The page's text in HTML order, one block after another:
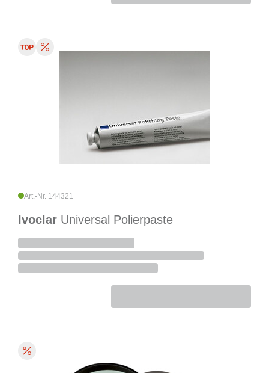
Art.-Nr. 144321
Ivoclar Universal Polierpaste